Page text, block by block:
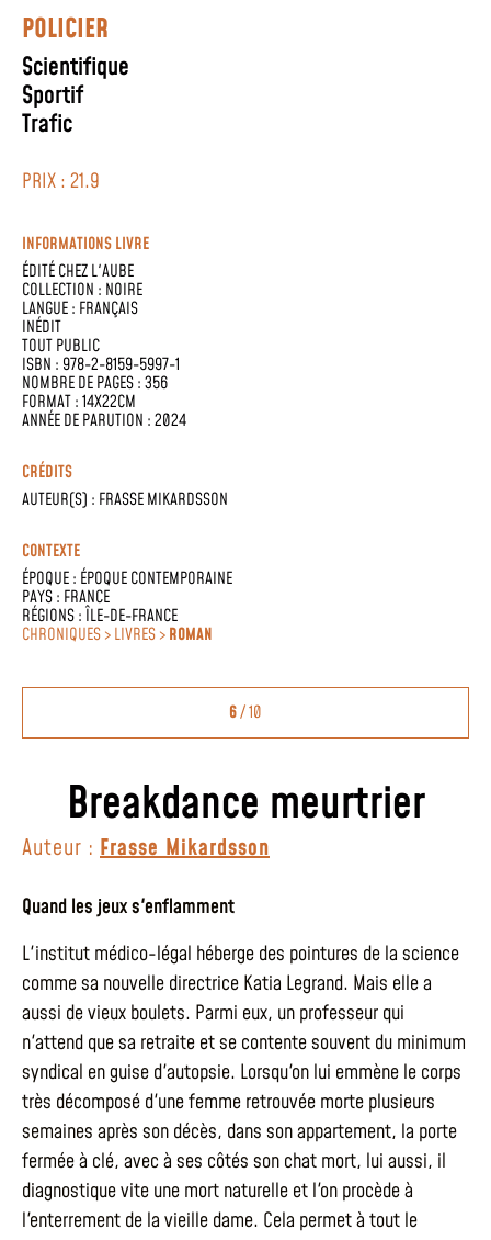
POLICIER
Scientifique
Sportif
Trafic
PRIX : 21.9
INFORMATIONS LIVRE
ÉDITÉ CHEZL'AUBE
COLLECTION : NOIRE
LANGUE : FRANÇAIS
INÉDIT
TOUT PUBLIC
ISBN : 978-2-8159-5997-1
NOMBRE DE PAGES : 356
FORMAT : 14X22CM
ANNÉE DE PARUTION : 2024
CRÉDITS
AUTEUR(S) : FRASSE MIKARDSSON
CONTEXTE
ÉPOQUE : ÉPOQUE CONTEMPORAINE
PAYS : FRANCE
RÉGIONS : ÎLE-DE-FRANCE
CHRONIQUES > LIVRES >ROMAN
6/ 10
Breakdance meurtrier
Auteur : Frasse Mikardsson
Quand les jeux s'enflamment
L'institut médico-légal héberge des pointures de la science
comme sa nouvelle directrice Katia Legrand. Mais elle a
aussi de vieux boulets. Parmi eux, un professeur qui
n'attend que sa retraite et se contente souvent du minimum
syndical en guise d'autopsie. Lorsqu'on lui emmène le corps
très décomposé d'une femme retrouvée morte plusieurs
semaines après son décès, dans son appartement, la porte
fermée à clé, avec à ses côtés son chat mort, lui aussi, il
diagnostique vite une mort naturelle et l'on procède à
l'enterrement de la vieille dame. Cela permet à tout le